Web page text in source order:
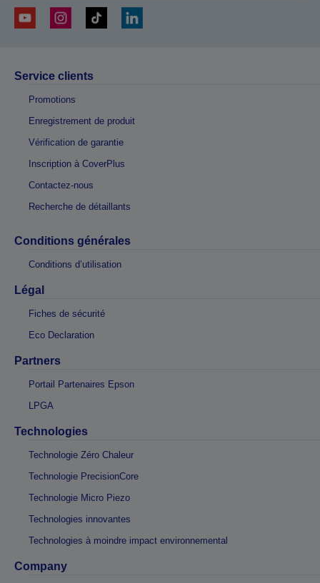
Service clients
Promotions
Enregistrement de produit
Vérification de garantie
Inscription à CoverPlus
Contactez-nous
Recherche de détaillants
Conditions générales
Conditions d’utilisation
Légal
Fiches de sécurité
Eco Declaration
Partners
Portail Partenaires Epson
LPGA
Technologies
Technologie Zéro Chaleur
Technologie PrecisionCore
Technologie Micro Piezo
Technologies innovantes
Technologies à moindre impact environnemental
Company